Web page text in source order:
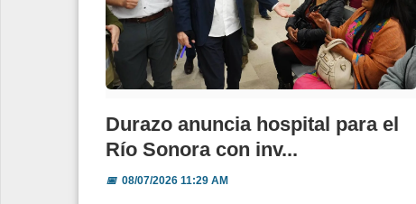
Durazo anuncia hospital para el
Río Sonora con inv...
📅08/07/2026 11:29 AM